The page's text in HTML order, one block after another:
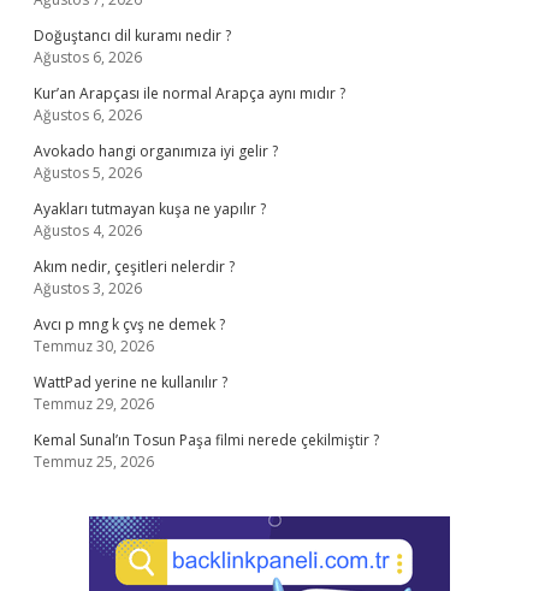
Doğuştancı dil kuramı nedir ?
Ağustos 6, 2026
Kur’an Arapçası ile normal Arapça aynı mıdır ?
Ağustos 6, 2026
Avokado hangi organımıza iyi gelir ?
Ağustos 5, 2026
Ayakları tutmayan kuşa ne yapılır ?
Ağustos 4, 2026
Akım nedir, çeşitleri nelerdir ?
Ağustos 3, 2026
Avcı p mng k çvş ne demek ?
Temmuz 30, 2026
WattPad yerine ne kullanılır ?
Temmuz 29, 2026
Kemal Sunal’ın Tosun Paşa filmi nerede çekilmiştir ?
Temmuz 25, 2026